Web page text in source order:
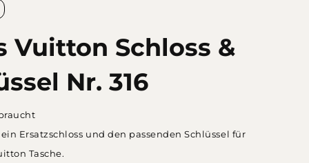
Vuitton Schloss &
Nr. 316
Ersatzschloss und den passenden Schlüssel für
Tasche.